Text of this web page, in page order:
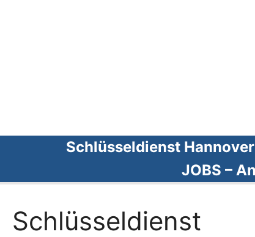
Schlüsseldienst Hannover
JOBS –
Schlüsseldienst